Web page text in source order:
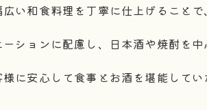
い和食料理を丁寧に仕上げること
ションに配慮し、日本酒や焼酎を
に安心して食事とお酒を堪能して